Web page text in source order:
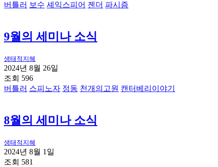
버틀러 보수 셰익스피어 젠더 파시즘
9월의 세미나 소식
생태적지혜
2024년 8월 26일
조회 596
버틀러 스피노자 정동 천개의고원 캔터베리이야기
8월의 세미나 소식
생태적지혜
2024년 8월 1일
조회 581